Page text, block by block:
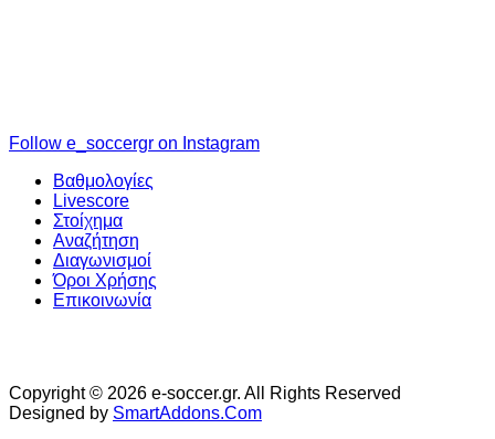
Follow e_soccergr on Instagram
Βαθμολογίες
Livescore
Στοίχημα
Αναζήτηση
Διαγωνισμοί
Όροι Χρήσης
Επικοινωνία
Copyright © 2026 e-soccer.gr. All Rights Reserved
Designed by SmartAddons.Com